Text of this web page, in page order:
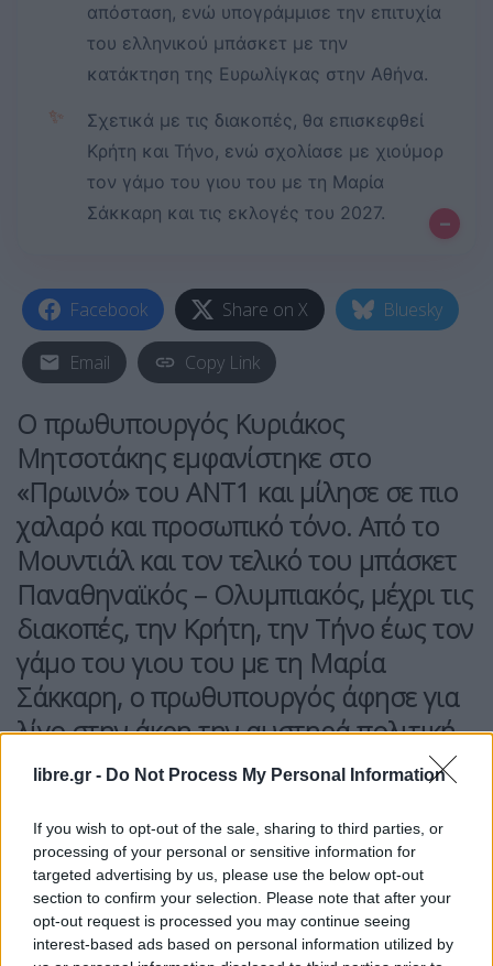
libre.gr - Do Not Process My Personal Information
If you wish to opt-out of the sale, sharing to third parties, or
processing of your personal or sensitive information for
targeted advertising by us, please use the below opt-out
section to confirm your selection. Please note that after your
opt-out request is processed you may continue seeing
interest-based ads based on personal information utilized by
απόσταση, ενώ υπογράμμισε την επιτυχία
του ελληνικού μπάσκετ με την
κατάκτηση της Ευρωλίγκας στην Αθήνα.
✨
Σχετικά με τις διακοπές, θα επισκεφθεί
Κρήτη και Τήνο, ενώ σχολίασε με χιούμορ
τον γάμο του γιου του με τη Μαρία
Σάκκαρη και τις εκλογές του 2027.
–
Facebook Share on X Bluesky
Email Copy Link
Ο πρωθυπουργός Κυριάκος
Μητσοτάκης εμφανίστηκε στο
«Πρωινό» του ΑΝΤ1 και μίλησε σε πιο
χαλαρό και προσωπικό τόνο. Από το
Μουντιάλ και τον τελικό του μπάσκετ
Παναθηναϊκός – Ολυμπιακός, μέχρι τις
διακοπές, την Κρήτη, την Τήνο έως τον
γάμο του γιου του με τη Μαρία
Σάκκαρη, ο πρωθυπουργός άφησε για
λίγο στην άκρη την αυστηρά πολιτική
ατζέντα και απάντησε με χιούμορ,
αναφορές.
Για το Μουντιάλ είπε:«Με τις ώρες που είναι τα
παιχνίδια κατά τις 10-11 κάτι θα δούμε», ενώ για
το ποιος θα κερδίσει το μουντιάλ Λατινική